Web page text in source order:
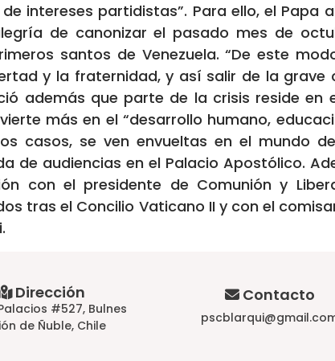
intereses partidistas”. Para ello, el Papa
de canonizar el pasado mes de
santos de Venezuela. “De este
y la fraternidad, y así salir de la grave
además que parte de la crisis reside en
más en el “desarrollo humano,
casos, se ven envueltas en el mundo de
de audiencias en el Palacio Apostólico.
con el presidente de Comunión y
tras el Concilio Vaticano II y con el
Dirección
#527, Bulnes
de Ñuble, Chile
Contacto